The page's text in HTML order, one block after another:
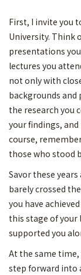
First, I invite you
University. Think
presentations
lectures you
not only with
backgrounds and
the research you
your findings,
course,
those who stood
Savor these
barely crossed
you have
this stage of
supported you
At the same
step forward into